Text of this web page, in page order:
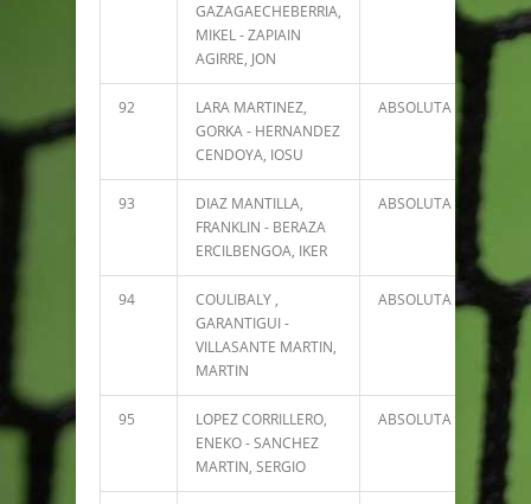
GAZAGAECHEBERRIA,
MIKEL - ZAPIAIN
AGIRRE, JON
92
LARA MARTINEZ,
GORKA - HERNANDEZ
CENDOYA, IOSU
ABSOLUTA
93
DIAZ MANTILLA,
FRANKLIN - BERAZA
ERCILBENGOA, IKER
ABSOLUTA
94
COULIBALY ,
GARANTIGUI -
VILLASANTE MARTIN,
MARTIN
ABSOLUTA
95
LOPEZ CORRILLERO,
ENEKO - SANCHEZ
MARTIN, SERGIO
ABSOLUTA 20